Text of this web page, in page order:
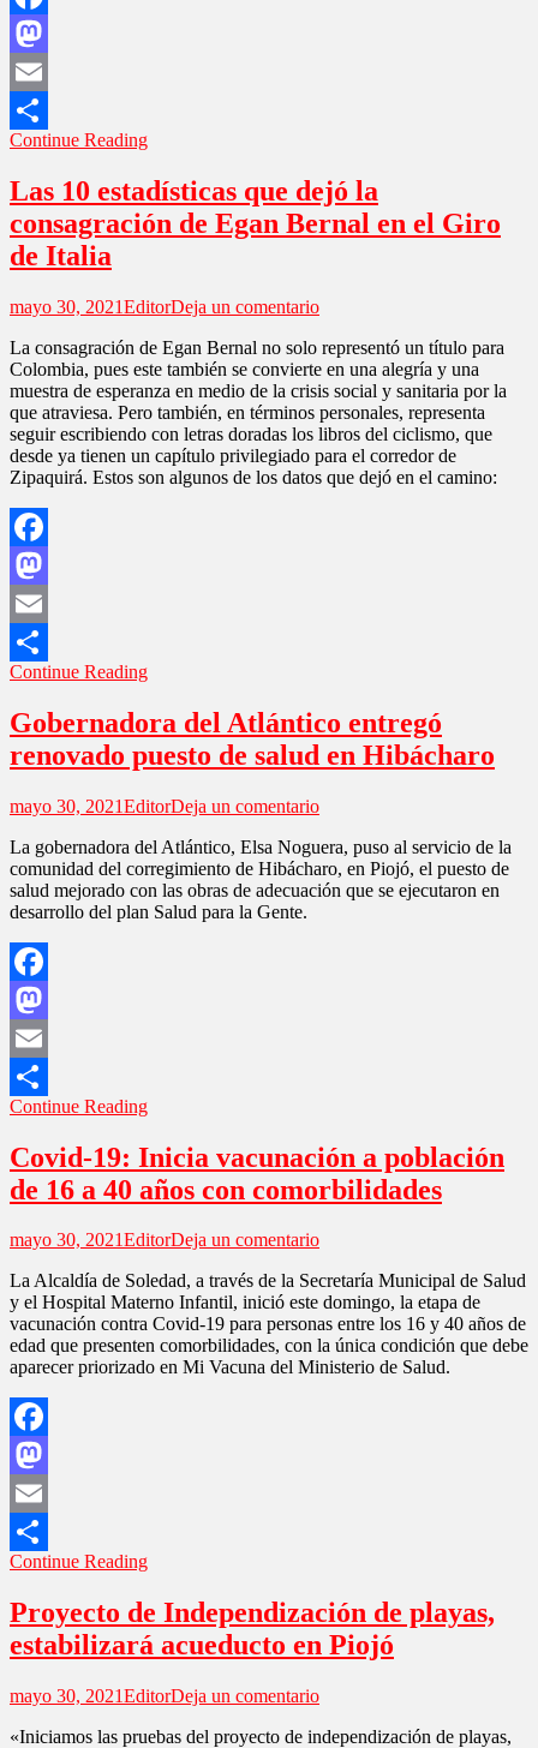
Facebook
Mastodon
Email
Compartir
Continue Reading
Las 10 estadísticas que dejó la
consagración de Egan Bernal en el Giro
de Italia
mayo 30, 2021EditorDeja un comentarioen
10
estadísticas
que
dejó
la
consagración
de
La consagración de Egan Bernal no solo representó un título para
Colombia, pues este también se convierte en una alegría y una
muestra de esperanza en medio de la crisis social y sanitaria por la
que atraviesa. Pero también, en términos personales, representa
seguir escribiendo con letras doradas los libros del ciclismo, que
desde ya tienen un capítulo privilegiado para el corredor de
Zipaquirá. Estos son algunos de los datos que dejó en el camino:
Facebook
Mastodon
Email
Compartir
Continue Reading
Gobernadora del Atlántico entregó
renovado puesto de salud en Hibácharo
mayo 30, 2021EditorDeja un comentarioen
del
Atlántico
entregó
La gobernadora del Atlántico, Elsa Noguera, puso al servicio de la
comunidad del corregimiento de Hibácharo, en Piojó, el puesto de
salud mejorado con las obras de adecuación que se ejecutaron en
desarrollo del plan Salud para la Gente.
Facebook
Mastodon
Email
Compartir
Continue Reading
Covid-19: Inicia vacunación a población
de 16 a 40 años con comorbilidades
mayo 30, 2021EditorDeja un comentarioen
19:
Inicia
vacunación
a
población
La Alcaldía de Soledad, a través de la Secretaría Municipal de Salud
y el Hospital Materno Infantil, inició este domingo, la etapa de
vacunación contra Covid-19 para personas entre los 16 y 40 años de
edad que presenten comorbilidades, con la única condición que debe
aparecer priorizado en Mi Vacuna del Ministerio de Salud.
Facebook
Mastodon
Email
Compartir
Continue Reading
Proyecto de Independización de playas,
estabilizará acueducto en Piojó
mayo 30, 2021EditorDeja un comentarioen
de
«Iniciamos las pruebas del proyecto de independización de playas,